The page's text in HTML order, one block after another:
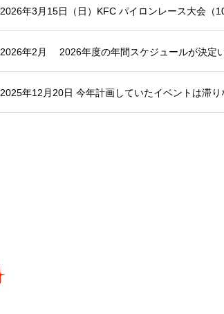
2026年3月15日（日）KFC パイロンレース大会（
2026年2月 2026年度の年間スケジュールが決定い
2025年12月20日 今年計画していたイベントは滞り